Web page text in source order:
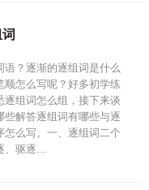
语？逐渐的逐组词是什么
顺怎么写呢？好多初学练
逐组词怎么组，接下来谈
些解答逐组词有哪些与逐
怎么写。一、逐组词二个
、驱逐…